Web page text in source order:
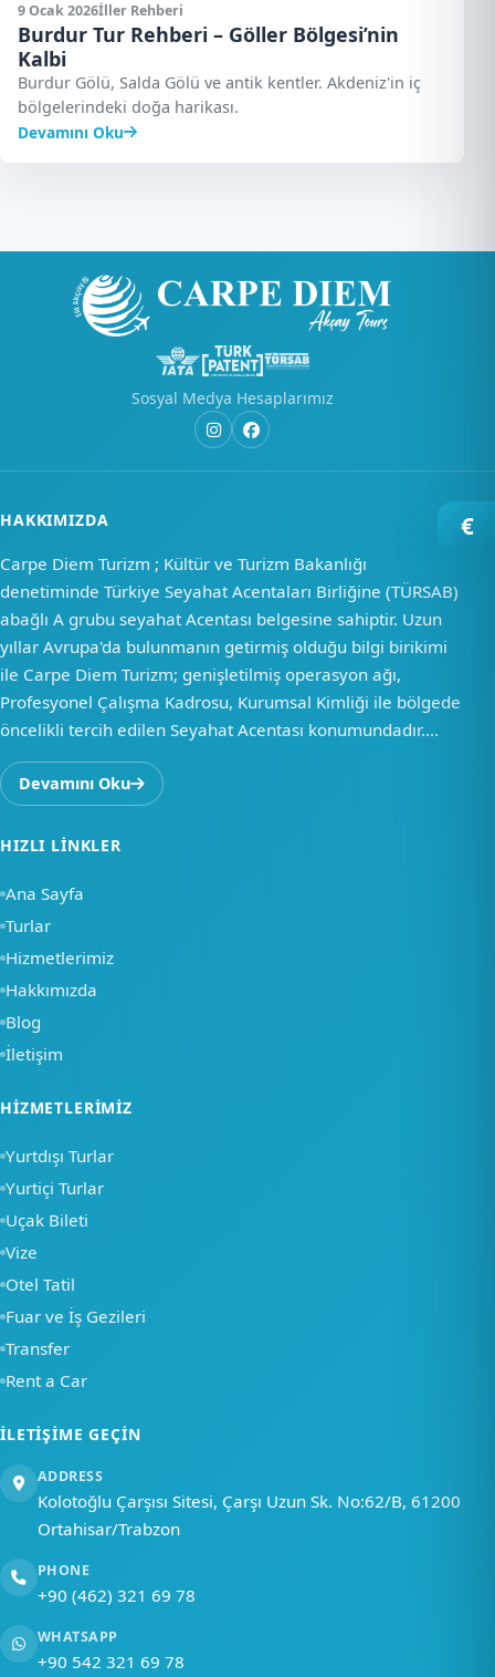
9 Ocak 2026İller Rehberi
Burdur Tur Rehberi – Göller Bölgesi’nin
Kalbi
Burdur Gölü, Salda Gölü ve antik kentler. Akdeniz'in iç
bölgelerindeki doğa harikası.
Devamını Oku
Sosyal Medya Hesaplarımız
HAKKIMIZDA
Carpe Diem Turizm ; Kültür ve Turizm Bakanlığı
denetiminde Türkiye Seyahat Acentaları Birliğine (TÜRSAB)
abağlı A grubu seyahat Acentası belgesine sahiptir. Uzun
yıllar Avrupa'da bulunmanın getirmiş olduğu bilgi birikimi
ile Carpe Diem Turizm; genişletilmiş operasyon ağı,
Profesyonel Çalışma Kadrosu, Kurumsal Kimliği ile bölgede
öncelikli tercih edilen Seyahat Acentası konumundadır....
Devamını Oku
HIZLI LINKLER
Ana Sayfa
Turlar
Hizmetlerimiz
Hakkımızda
Blog
İletişim
HIZMETLERIMIZ
Yurtdışı Turlar
Yurtiçi Turlar
Uçak Bileti
Vize
Otel Tatil
Fuar ve İş Gezileri
Transfer
Rent a Car
İLETIŞIME GEÇIN
ADDRESS
Kolotoğlu Çarşısı Sitesi, Çarşı Uzun Sk. No:62/B, 61200
Ortahisar/Trabzon
PHONE
+90 (462) 321 69 78
WHATSAPP
+90 542 321 69 78
€
Merhaba, nasıl
yardımcı olabiliriz?